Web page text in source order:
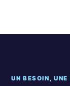
UN BESOIN,